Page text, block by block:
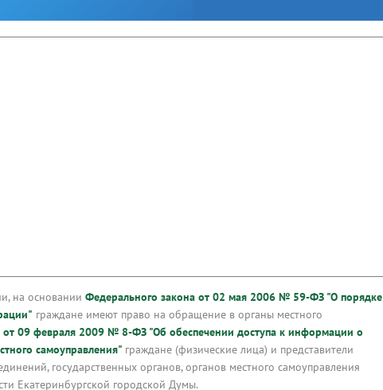
на основании Федерального закона от 02 мая 2006 № 59-ФЗ "О порядке
граждане имеют право на обращение в органы местного
от 09 февраля 2009 № 8-ФЗ "Об обеспечении доступа к информации о
самоуправления" граждане (физические лица) и представители
государственных органов, органов местного самоуправления
Екатеринбургской городской Думы.